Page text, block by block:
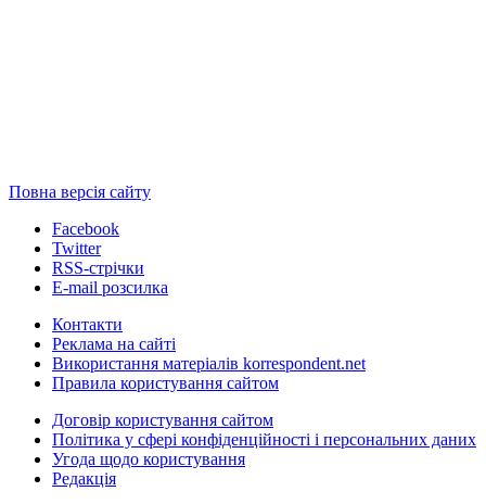
Повна версія сайту
Facebook
Twitter
RSS-стрічки
E-mail розсилка
Контакти
Реклама на сайті
Використання матеріалів korrespondent.net
Правила користування сайтом
Договір користування сайтом
Політика у сфері конфіденційності і персональних даних
Угода щодо користування
Редакція